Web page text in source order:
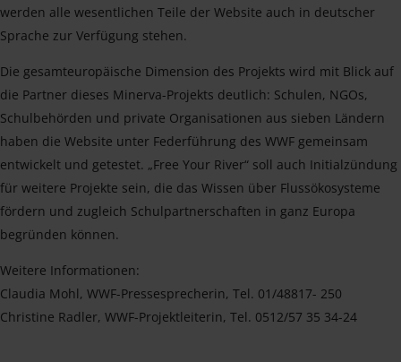
werden alle wesentlichen Teile der Website auch in deutscher
Sprache zur Verfügung stehen.
Die gesamteuropäische Dimension des Projekts wird mit Blick auf
die Partner dieses Minerva-Projekts deutlich: Schulen, NGOs,
Schulbehörden und private Organisationen aus sieben Ländern
haben die Website unter Federführung des WWF gemeinsam
entwickelt und getestet. „Free Your River“ soll auch Initialzündung
für weitere Projekte sein, die das Wissen über Flussökosysteme
fördern und zugleich Schulpartnerschaften in ganz Europa
begründen können.
Weitere Informationen:
Claudia Mohl, WWF-Pressesprecherin, Tel. 01/48817- 250
Christine Radler, WWF-Projektleiterin, Tel. 0512/57 35 34-24